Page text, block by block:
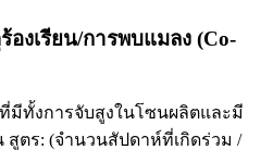
งเรียน/การพบแมลง (Co-
มีทั้งการจับสูงในโซนผลิตและมี
สูตร: (จำนวนสัปดาห์ที่เกิดร่วม /